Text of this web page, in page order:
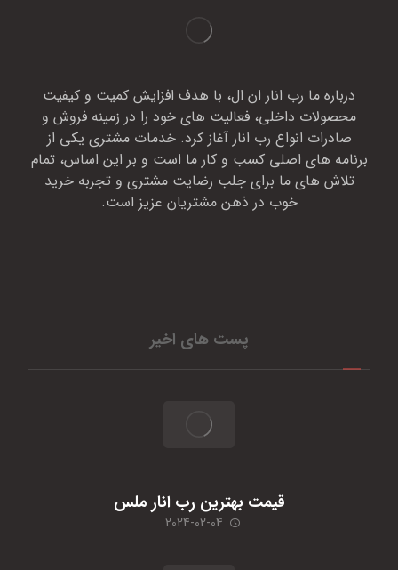
درباره ما رب انار ان ال، با هدف افزایش کمیت و کیفیت
محصولات داخلی، فعالیت های خود را در زمینه فروش و
صادرات انواع رب انار آغاز کرد. خدمات مشتری یکی از
برنامه های اصلی کسب و کار ما است و بر این اساس، تمام
تلاش های ما برای جلب رضایت مشتری و تجربه خرید
خوب در ذهن مشتریان عزیز است.
پست های اخیر
قیمت بهترین رب انار ملس
2024-02-04